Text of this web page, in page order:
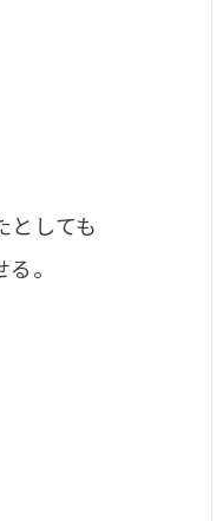
としても
。